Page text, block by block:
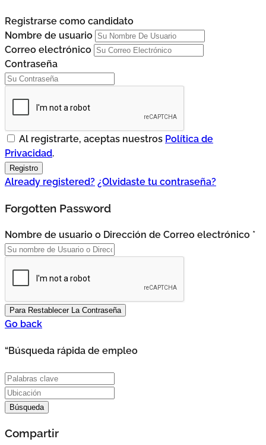
Registrarse como candidato
Nombre de usuario
Correo electrónico
Contraseña
Al registrarte, aceptas nuestros Política de
Privacidad.
Already registered? ¿Olvidaste tu contraseña?
Forgotten Password
Nombre de usuario o Dirección de Correo electrónico *
Go back
“Búsqueda rápida de empleo
Compartir